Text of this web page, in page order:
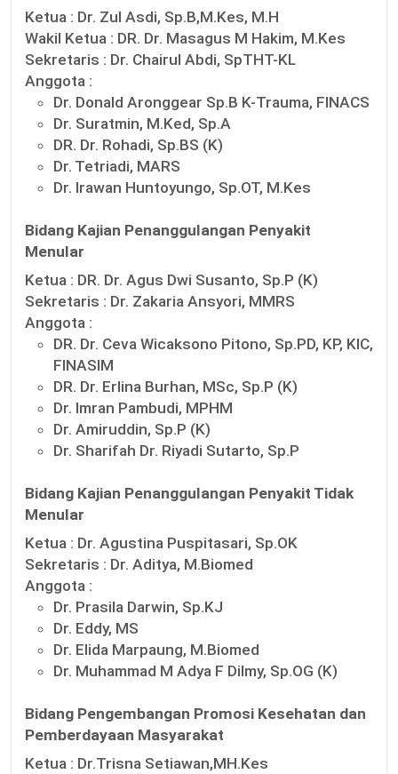
Ketua : Dr. Zul Asdi, Sp.B,M.Kes, M.H
Wakil Ketua : DR. Dr. Masagus M Hakim, M.Kes
Sekretaris : Dr. Chairul Abdi, SpTHT-KL
Anggota :
Dr. Donald Aronggear Sp.B K-Trauma, FINACS
Dr. Suratmin, M.Ked, Sp.A
DR. Dr. Rohadi, Sp.BS (K)
Dr. Tetriadi, MARS
Dr. Irawan Huntoyungo, Sp.OT, M.Kes
Bidang Kajian Penanggulangan Penyakit
Menular
Ketua : DR. Dr. Agus Dwi Susanto, Sp.P (K)
Sekretaris : Dr. Zakaria Ansyori, MMRS
Anggota :
DR. Dr. Ceva Wicaksono Pitono, Sp.PD, KP, KIC,
FINASIM
DR. Dr. Erlina Burhan, MSc, Sp.P (K)
Dr. Imran Pambudi, MPHM
Dr. Amiruddin, Sp.P (K)
Dr. Sharifah Dr. Riyadi Sutarto, Sp.P
Bidang Kajian Penanggulangan Penyakit Tidak
Menular
Ketua : Dr. Agustina Puspitasari, Sp.OK
Sekretaris : Dr. Aditya, M.Biomed
Anggota :
Dr. Prasila Darwin, Sp.KJ
Dr. Eddy, MS
Dr. Elida Marpaung, M.Biomed
Dr. Muhammad M Adya F Dilmy, Sp.OG (K)
Bidang Pengembangan Promosi Kesehatan dan
Pemberdayaan Masyarakat
Ketua : Dr.Trisna Setiawan,MH.Kes